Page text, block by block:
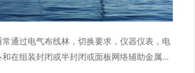
常通过电气布线林，切换要求，仪器仪表，电
和在组装封闭或半封闭或面板网络辅助金属柜